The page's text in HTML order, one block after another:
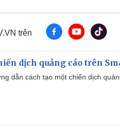
trên
dịch quảng cáo trên
dẫn cách tạo một chiến dịch